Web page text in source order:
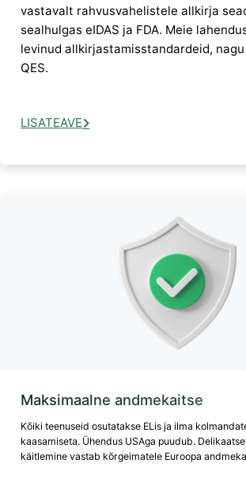
vastavalt rahvusvahelistele allkirja
sealhulgas eIDAS ja FDA. Meie
levinud allkirjastamisstandardeid, nagu
QES.
LISATEAVE
Maksimaalne andmekaitse
Kõiki teenuseid osutatakse ELis ja ilma
kaasamiseta. Ühendus USAga puudub.
käitlemine vastab kõrgeimatele Euroopa